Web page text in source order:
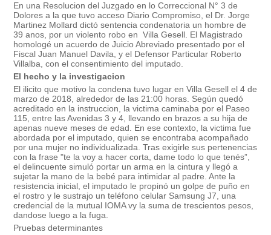
En una Resolucion del Juzgado en lo Correccional N° 3 de
Dolores a la que tuvo acceso Diario Compromiso, el Dr. Jorge
Martinez Mollard dictó sentencia condenatoria un hombre de
39 anos, por un violento robo en Villa Gesell. El Magistrado
homologé un acuerdo de Juicio Abreviado presentado por el
Fiscal Juan Manuel Davila, y el Defensor Particular Roberto
Villalba, con el consentimiento del imputado.
El hecho y la investigacion
El ilicito que motivo la condena tuvo lugar en Villa Gesell el 4 de
marzo de 2018, alrededor de las 21:00 horas. Según quedó
acreditado en la instruccion, la victima caminaba por el Paseo
115, entre las Avenidas 3 y 4, llevando en brazos a su hija de
apenas nueve meses de edad. En ese contexto, la victima fue
abordada por el imputado, quien se encontraba acompañado
por una mujer no individualizada. Tras exigirle sus pertenencias
con la frase "te la voy a hacer corta, dame todo lo que tenés”,
el delincuente simuló portar un arma en la cintura y llegó a
sujetar la mano de la bebé para intimidar al padre. Ante la
resistencia inicial, el imputado le propinó un golpe de puño en
el rostro y le sustrajo un teléfono celular Samsung J7, una
credencial de la mutual IOMA vy la suma de trescientos pesos,
dandose luego a la fuga.
Pruebas determinantes